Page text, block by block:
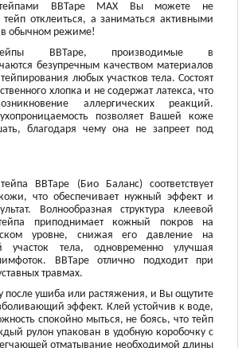
BBTape MAX Вы можете не
тейп отклеиться, а заниматься активными
обычном режиме!
BBTape, производимые в
безупречным качеством материалов
любых участков тела. Состоят
хлопка и не содержат латекса, что
аллергических реакций.
позволяет Вашей коже
благодаря чему она не запреет под
BBTape (Био Баланс) соответствует
кожи, что обеспечивает нужный эффект и
Волнообразная структура клеевой
тейпа приподнимает кожный покров на
уровне, снижая его давление на
участок тела, одновременно улучшая
BBTape отлично подходит при
травмах.
после ушиба или растяжения, и Вы ощутите
эффект. Клей устойчив к воде,
спокойно мыться, не боясь, что тейп
рулон упакован в удобную коробочку с
отматывание необходимой длины